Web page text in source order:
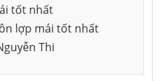
tốt nhất
lợp mái tốt nhất
Thi